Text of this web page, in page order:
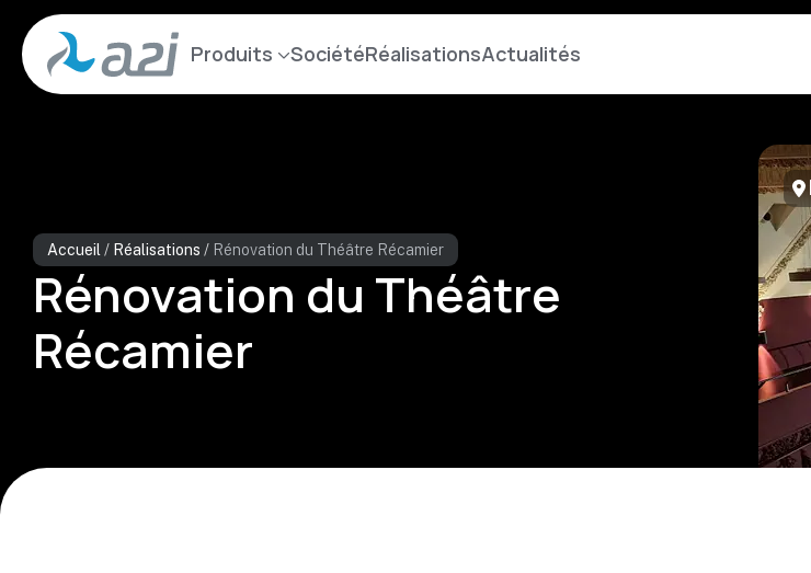
Aller
au
contenu
Produits SociétéRéalisationsActualités
Accueil/ Réalisations / Rénovation du Théâtre Récamier
Rénovation du Théâtre
Récamier